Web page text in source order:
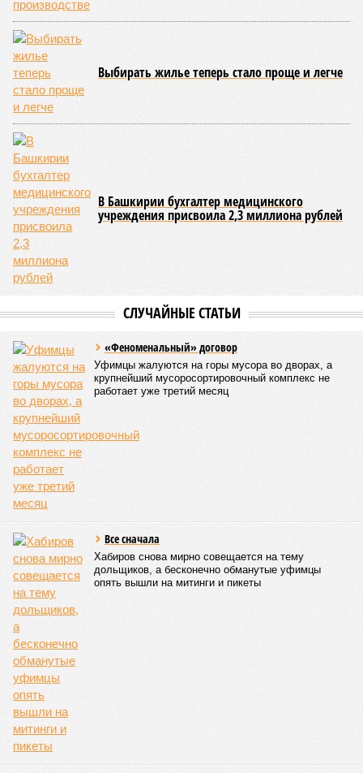
Выбирать жилье теперь стало проще и легче
В Башкирии бухгалтер медицинского
учреждения присвоила 2,3 миллиона рублей
СЛУЧАЙНЫЕ СТАТЬИ
«Феноменальный» договор
Уфимцы жалуются на горы мусора во дворах, а
крупнейший мусоросортировочный комплекс не
работает уже третий месяц
Все сначала
Хабиров снова мирно совещается на тему
дольщиков, а бесконечно обманутые уфимцы
опять вышли на митинги и пикеты